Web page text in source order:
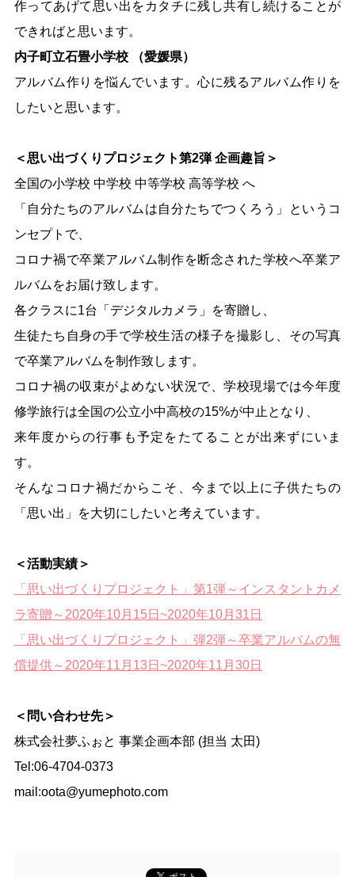
作ってあげて思い出をカタチに残し共有し続けることが
できればと思います。
内子町立石畳小学校 （愛媛県）
アルバム作りを悩んでいます。心に残るアルバム作りを
したいと思います。
＜思い出づくりプロジェクト第2弾 企画趣旨＞
全国の小学校 中学校 中等学校 高等学校 へ
「自分たちのアルバムは自分たちでつくろう」というコ
ンセプトで、
コロナ禍で卒業アルバム制作を断念された学校へ卒業ア
ルバムをお届け致します。
各クラスに1台「デジタルカメラ」を寄贈し、
生徒たち自身の手で学校生活の様子を撮影し、その写真
で卒業アルバムを制作致します。
コロナ禍の収束がよめない状況で、学校現場では今年度
修学旅行は全国の公立小中高校の15%が中止となり、
来年度からの行事も予定をたてることが出来ずにいま
す。
そんなコロナ禍だからこそ、今まで以上に子供たちの
「思い出」を大切にしたいと考えています。
＜活動実績＞
「思い出づくりプロジェクト」第1弾～インスタントカメ
ラ寄贈～2020年10月15日~2020年10月31日
「思い出づくりプロジェクト」弾2弾～卒業アルバムの無
償提供～2020年11月13日~2020年11月30日
＜問い合わせ先＞
株式会社夢ふぉと 事業企画本部 (担当 太田)
Tel:06-4704-0373
mail:oota@yumephoto.com